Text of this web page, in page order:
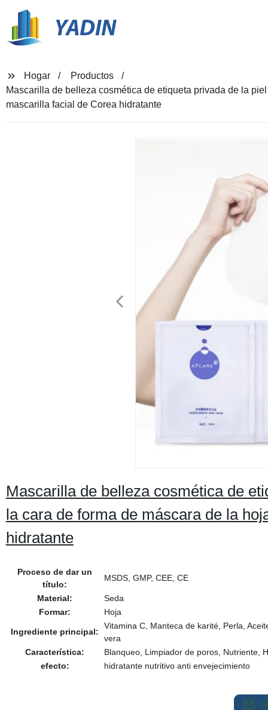
YADIN
Hogar
Productos
Mascarilla de belleza cosmética de etiqueta privada de la
mascarilla facial de Corea hidratante
Mascarilla de belleza cosmética de
la cara de forma de máscara de la
hidratante
Proceso de dar un
título:
MSDS, GMP, CEE, CE
Material:
Seda
Formar:
Hoja
Ingrediente principal:
Vitamina C, Manteca de karité, Perla,
vera
Característica:
Blanqueo, Limpiador de poros, Nutriente,
efecto:
hidratante nutritivo anti envejecimiento